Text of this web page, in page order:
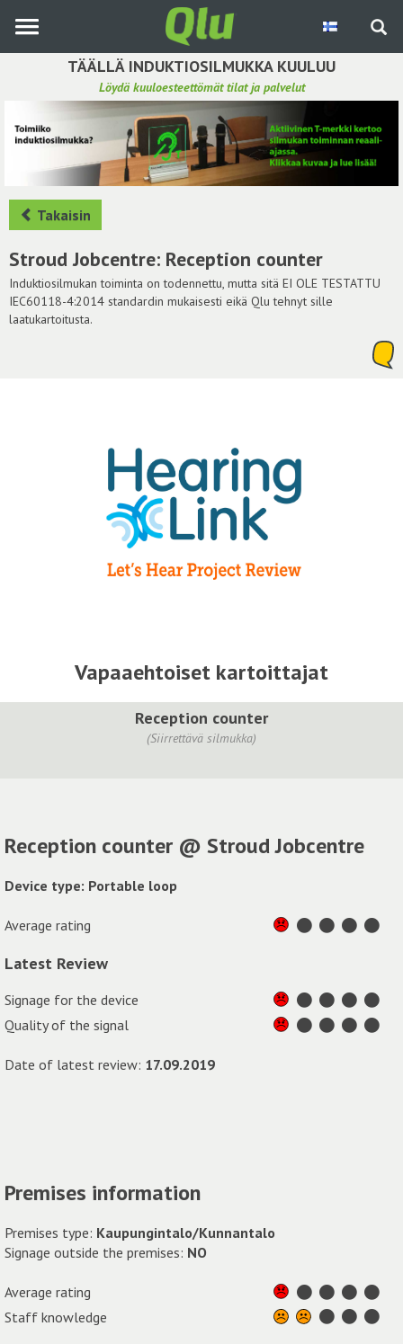
pääsisältöön
TÄÄLLÄ INDUKTIOSILMUKKA KUULUU
Löydä kuuloesteettömät tilat ja palvelut
Etsi induktiosilmukka
Tee ehdotus ja vaikuta kuulemiskokemukseen
Hae ehdotuksia
Käyttöohje
Yhteydenottopyyntö
Kirjaudu sisään
Takaisin
Stroud Jobcentre: Reception counter
Induktiosilmukan toiminta on todennettu, mutta sitä EI OLE TESTATTU
IEC60118-4:2014 standardin mukaisesti eikä Qlu tehnyt sille
laatukartoitusta.
Vapaaehtoiset kartoittajat
Reception counter
(Siirrettävä silmukka)
Reception counter @ Stroud Jobcentre
Device type: Portable loop
Average rating
Latest Review
Signage for the device
Quality of the signal
Date of latest review: 17.09.2019
Premises information
Premises type: Kaupungintalo/Kunnantalo
Signage outside the premises: NO
Average rating
Staff knowledge